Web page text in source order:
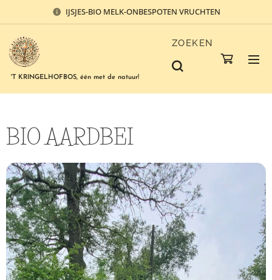
IJSJES-BIO MELK-ONBESPOTEN VRUCHTEN
'T KRINGELHOFBOS, één met de natuur!
ZOEKEN
BIO AARDBEI